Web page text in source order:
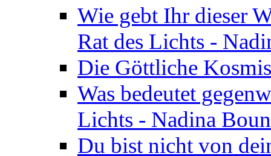
Wie gebt Ihr dieser
Rat des Lichts -
Die Göttliche
Was bedeutet
Lichts - Nadina Boun
Du bist nicht von